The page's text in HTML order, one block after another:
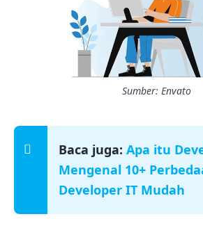
Sumber: Envato
Baca juga: Apa itu
Mengenal 10+
Developer IT Mudah